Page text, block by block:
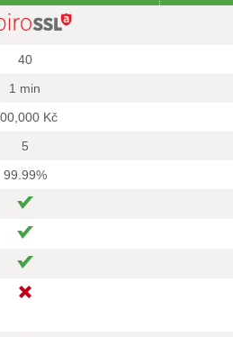
40
1 min
Kč
5
99.99%